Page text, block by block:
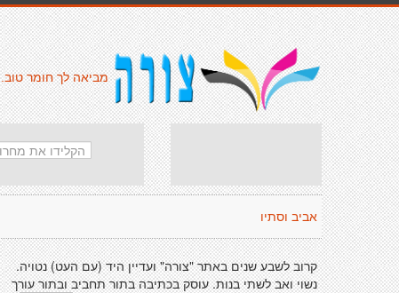
מביאה לך חומר טוב.
אביב וסתיו
קרוב לשבע שנים באתר "צורה" ועדיין היד (עם העט) נטויה.
נשוי ואב לשתי בנות. עוסק בכתיבה בתור תחביב ובתור עורך